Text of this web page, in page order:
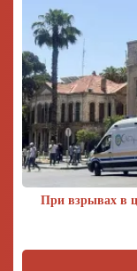
При взрывах в